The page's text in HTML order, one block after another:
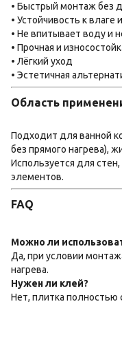
• Быстрый монтаж без
• Устойчивость к влаге
• Не впитывает воду и
• Прочная и
• Лёгкий уход
• Эстетичная
Область
Подходит для ванной
без прямого нагрева),
Используется для
элементов.
FAQ
Можно ли
Да, при условии
нагрева.
Нужен ли клей?
Нет, плитка полностью